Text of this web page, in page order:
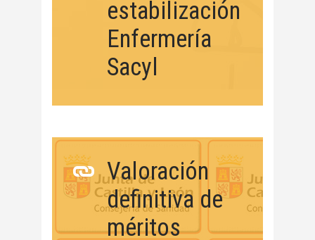
estabilización
Enfermería
Sacyl
Valoración
definitiva de
méritos